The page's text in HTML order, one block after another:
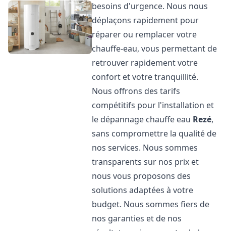
besoins d'urgence. Nous nous
déplaçons rapidement pour
réparer ou remplacer votre
chauffe-eau, vous permettant de
retrouver rapidement votre
confort et votre tranquillité.
Nous offrons des tarifs
compétitifs pour l'installation et
le dépannage chauffe eau Rezé,
sans compromettre la qualité de
nos services. Nous sommes
transparents sur nos prix et
nous vous proposons des
solutions adaptées à votre
budget. Nous sommes fiers de
nos garanties et de nos